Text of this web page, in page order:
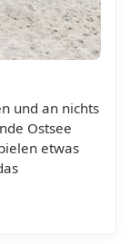
und an nichts
Ostsee
etwas